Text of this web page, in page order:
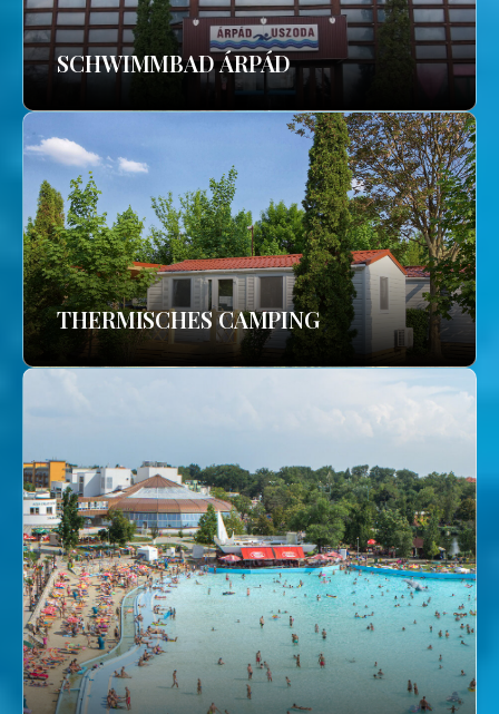
SCHWIMMBAD ÁRPÁD
THERMISCHES CAMPING